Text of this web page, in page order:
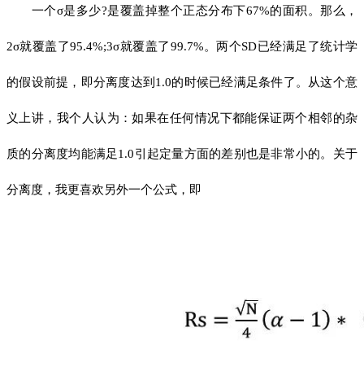
一个σ是多少?是覆盖掉整个正态分布下67%的面积。那么，
2σ就覆盖了95.4%;3σ就覆盖了99.7%。两个SD已经满足了统计学
的假设前提，即分离度达到1.0的时候已经满足条件了。从这个意
义上讲，我个人认为：如果在任何情况下都能保证两个相邻的杂
质的分离度均能满足1.0引起定量方面的差别也是非常小的。关于
分离度，我更喜欢另外一个公式，即